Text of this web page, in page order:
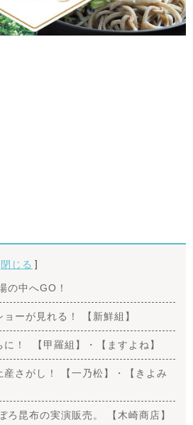
閉じる ]
の中へGO！
ーが見れる！ 【新鮮組】
に！ 【甲羅組】・【ますよね】
産さがし！ 【一乃松】・【きよみ
ろ昆布の実演販売。 【木崎商店】